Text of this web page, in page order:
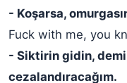
- Koşarsa,
Fuck with me, you
- Siktirin gidin,
cezalandıracağım.